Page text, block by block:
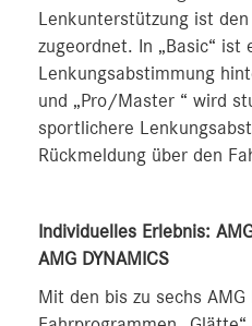
Lenkunterstützung ist den
zugeordnet. In „Basic“ ist
Lenkungsabstimmung
und „Pro/Master “ wird
sportlichere
Rückmeldung über den
Individuelles Erlebnis:
AMG DYNAMICS
Mit den bis zu sechs AMG